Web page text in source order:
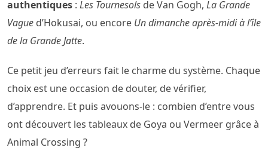
authentiques : Les Tournesols de Van Gogh, La Grande
Vague d’Hokusai, ou encore Un dimanche après-midi à l’île
de la Grande Jatte.
Ce petit jeu d’erreurs fait le charme du système. Chaque
choix est une occasion de douter, de vérifier,
d’apprendre. Et puis avouons-le : combien d’entre vous
ont découvert les tableaux de Goya ou Vermeer grâce à
Animal Crossing ?